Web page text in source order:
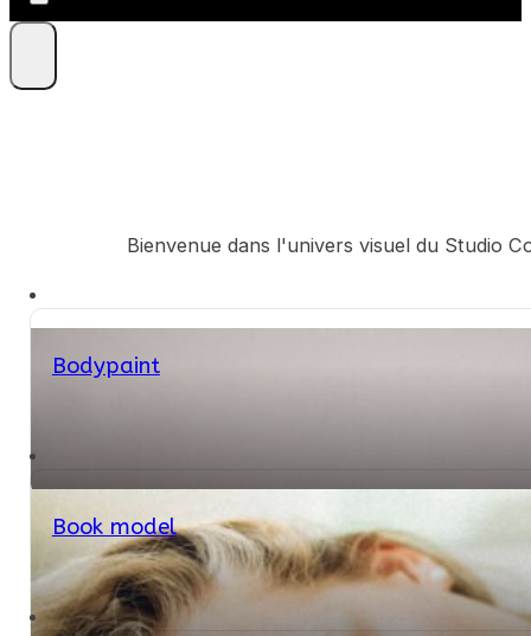
Bienvenue dans l'univers visuel du Studio
Bodypaint
Book model